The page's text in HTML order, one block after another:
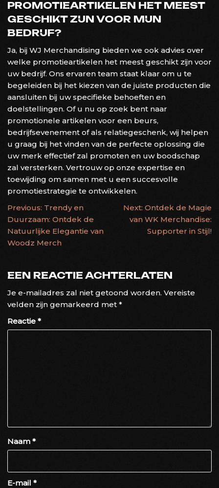
PROMOTIEARTIKELEN HET MEEST
GESCHIKT ZIJN VOOR MIJN
BEDRIJF?
Ja, bij WJ Merchandising bieden we ook advies over
welke promotieartikelen het meest geschikt zijn voor
uw bedrijf. Ons ervaren team staat klaar om u te
begeleiden bij het kiezen van de juiste producten die
aansluiten bij uw specifieke behoeften en
doelstellingen. Of u nu op zoek bent naar
promotionele artikelen voor een beurs,
bedrijfsevenement of als relatiegeschenk, wij helpen
u graag bij het vinden van de perfecte oplossing die
uw merk effectief zal promoten en uw boodschap
zal versterken. Vertrouw op onze expertise en
toewijding om samen met u een succesvolle
promotiestrategie te ontwikkelen.
BERICHTNAVIGATIE
Previous: Trendy en
Duurzaam: Ontdek de
Natuurlijke Elegantie van
Woodz Merch
Next: Ontdek de Magie
van WK Merchandise:
Supporter in Stijl!
EEN REACTIE ACHTERLATEN
Je e-mailadres zal niet getoond worden. Vereiste
velden zijn gemarkeerd met *
Reactie *
Naam *
E-mail *